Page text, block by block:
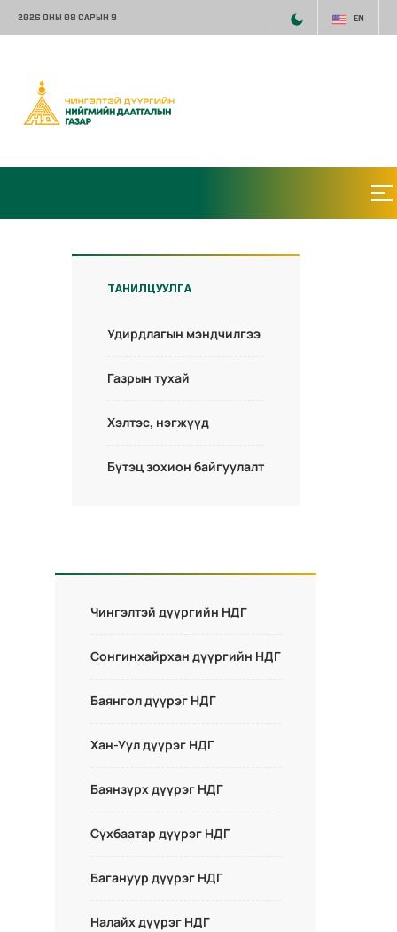
2026 ОНЫ 08 САРЫН 9 EN
ТАНИЛЦУУЛГА
Удирдлагын мэндчилгээ
Газрын тухай
Хэлтэс, нэгжүүд
Бүтэц зохион байгуулалт
Чингэлтэй дүүргийн НДГ
Сонгинхайрхан дүүргийн НДГ
Баянгол дүүрэг НДГ
Хан-Уул дүүрэг НДГ
Баянзүрх дүүрэг НДГ
Сүхбаатар дүүрэг НДГ
Багануур дүүрэг НДГ
Налайх дүүрэг НДГ